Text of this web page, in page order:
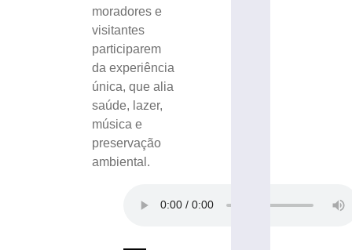
moradores e
visitantes
participarem
da experiência
única, que alia
saúde, lazer,
música e
preservação
ambiental.